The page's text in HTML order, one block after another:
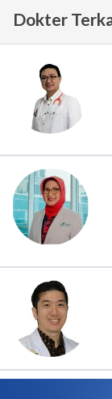
Dokter